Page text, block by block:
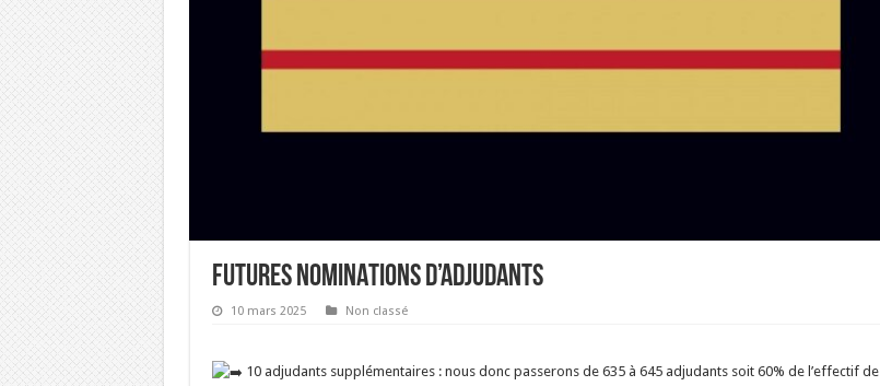
FUTURES NOMINATIONS D’ADJUDANTS
10 mars 2025 Non classé
10 adjudants supplémentaires : nous donc passerons de 635 à 645 adjudants soit 60% de l’effectif de